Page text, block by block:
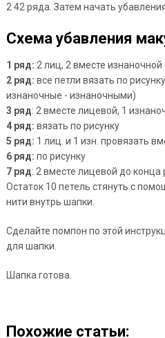
2 42 ряда. Затем начать
Схема убавления
1 ряд: 2 лиц, 2 вместе изнаночной
2 ряд: все петли вязать по
изнаночные - изнаночными)
3 ряд: 2 вместе лицевой, 1
4 ряд: вязать по рисунку
5 ряд: 1 лиц. и 1 изн. провязать
6 ряд: по рисунку
7 ряд: 2 вместе лицевой до конца
Остаток 10 петель стянуть с
нити внутрь шапки.
Сделайте помпон по этой
для шапки.
Шапка готова.
Похожие статьи: